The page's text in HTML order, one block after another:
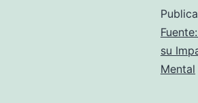
su
Mental